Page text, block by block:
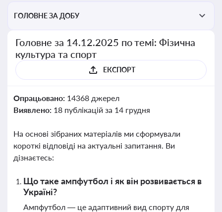
ГОЛОВНЕ ЗА ДОБУ
Головне за 14.12.2025 по темі: Фізична
культура та спорт
ЕКСПОРТ
Опрацьовано: 14368 джерел
Виявлено: 18 публікацій за 14 грудня
На основі зібраних матеріалів ми сформували
короткі відповіді на актуальні запитання. Ви
дізнаєтесь:
Що таке ампфутбол і як він розвивається в
Україні?
Ампфутбол — це адаптивний вид спорту для